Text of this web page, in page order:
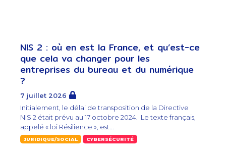
NIS 2 : où en est la France, et qu’est-ce
que cela va changer pour les
entreprises du bureau et du numérique
?
7 juillet 2026
Initialement, le délai de transposition de la Directive
NIS 2 était prévu au 17 octobre 2024. Le texte français,
appelé « loi Résilience », est...
JURIDIQUE/SOCIAL CYBERSÉCURITÉ